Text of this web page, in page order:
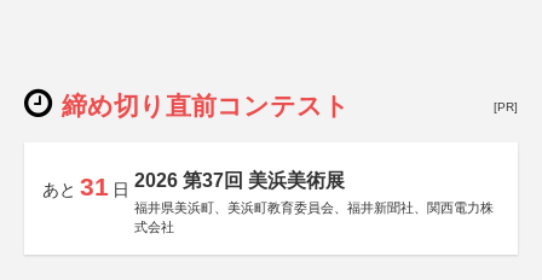
締め切り直前コンテスト [PR]
あと 31 日 2026 第37回 美浜美術展
福井県美浜町、美浜町教育委員会、福井新聞社、関西電力株
式会社